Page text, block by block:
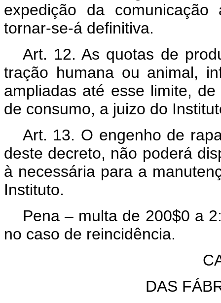
expedição da
tornar-se-á definitiva.
Art. 12. As quotas de
tração humana ou animal,
ampliadas até esse limite,
de consumo, a juizo do
Art. 13. O engenho de
deste decreto, não poderá
à necessária para a
Instituto.
Pena – multa de 200$0 a
no caso de reincidência.
DAS